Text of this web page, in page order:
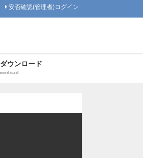
安否確認(管理者)ログイン
ウンロード